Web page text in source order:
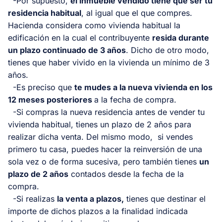
residencia habitual, al igual que el que compres.
Hacienda considera como vivienda habitual la
edificación en la cual el contribuyente resida durante
un plazo continuado de 3 años. Dicho de otro modo,
tienes que haber vivido en la vivienda un mínimo de 3
años.
-Es preciso que te mudes a la nueva vivienda en los
12 meses posteriores a la fecha de compra.
-Si compras la nueva residencia antes de vender tu
vivienda habitual, tienes un plazo de 2 años para
realizar dicha venta. Del mismo modo, si vendes
primero tu casa, puedes hacer la reinversión de una
sola vez o de forma sucesiva, pero también tienes un
plazo de 2 años contados desde la fecha de la
compra.
-Si realizas la venta a plazos, tienes que destinar el
importe de dichos plazos a la finalidad indicada